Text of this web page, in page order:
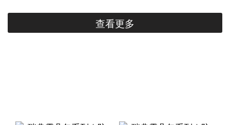
查看更多